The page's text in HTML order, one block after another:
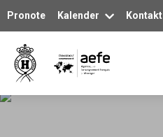
Pronote Kalender Kontakt